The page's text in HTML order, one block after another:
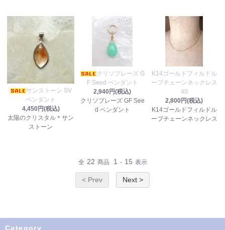
サンストーン SV
ペンダント
4,450円(税込)
太陽のクリスタル＊サン
ストーン
クリソプレーズ G
F Seed ペンダント
2,940円(税込)
クリソプレーズ GF See
d ペンダント
K14ゴールドフィルドル
ープチェーンネックレス
40
2,800円(税込)
K14ゴールドフィルドル
ープチェーンネックレス
全 22 商品 1 - 15 表示
< Prev Next >
Category